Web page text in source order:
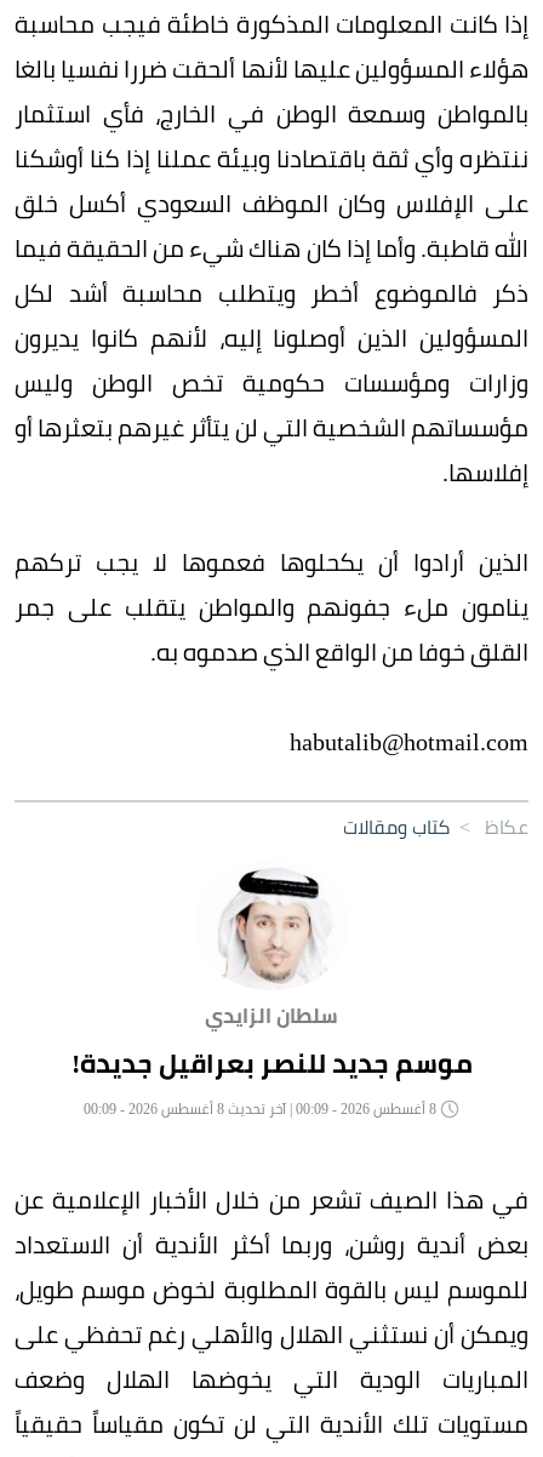
إذا كانت المعلومات المذكورة خاطئة فيجب محاسبة
هؤلاء المسؤولين عليها لأنها ألحقت ضررا نفسيا بالغا
بالمواطن وسمعة الوطن في الخارج، فأي استثمار
ننتظره وأي ثقة باقتصادنا وبيئة عملنا إذا كنا أوشكنا
على الإفلاس وكان الموظف السعودي أكسل خلق
الله قاطبة. وأما إذا كان هناك شيء من الحقيقة فيما
ذكر فالموضوع أخطر ويتطلب محاسبة أشد لكل
المسؤولين الذين أوصلونا إليه، لأنهم كانوا يديرون
وزارات ومؤسسات حكومية تخص الوطن وليس
مؤسساتهم الشخصية التي لن يتأثر غيرهم بتعثرها أو
إفلاسها.
الذين أرادوا أن يكحلوها فعموها لا يجب تركهم
ينامون ملء جفونهم والمواطن يتقلب على جمر
القلق خوفا من الواقع الذي صدموه به.
habutalib@hotmail.com
عكاظ > كتاب ومقالات
سلطان الزايدي
موسم جديد للنصر بعراقيل جديدة!
في هذا الصيف تشعر من خلال الأخبار الإعلامية عن
بعض أندية روشن، وربما أكثر الأندية أن الاستعداد
للموسم ليس بالقوة المطلوبة لخوض موسم طويل،
ويمكن أن نستثني الهلال والأهلي رغم تحفظي على
المباريات الودية التي يخوضها الهلال وضعف
مستويات تلك الأندية التي لن تكون مقياساً حقيقياً